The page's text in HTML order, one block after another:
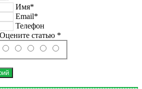
Имя*
Email*
Телефон
Оцените статью *